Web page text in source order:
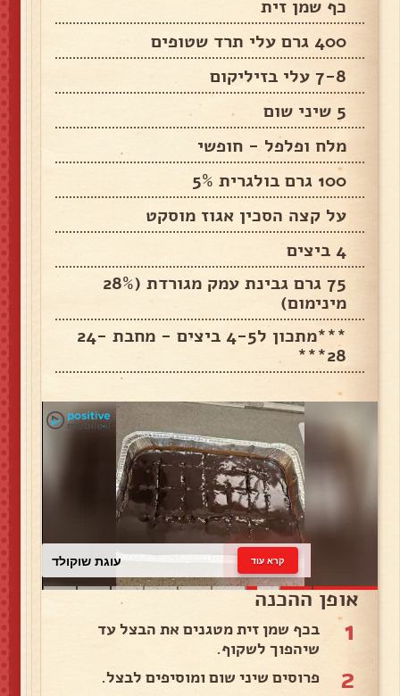
כף שמן זית
400 גרם עלי תרד שטופים
7-8 עלי בזיליקום
5 שיני שום
מלח ופלפל - חופשי
100 גרם בולגרית 5%
על קצה הסכין אגוז מוסקט
4 ביצים
75 גרם גבינת עמק מגורדת (28%
מינימום)
***מתכון ל4-5 ביצים - מחבת 24-
28***
עוגת שוקולד קרא עוד
אופן ההכנה
1
בכף שמן זית מטגנים את הבצל עד
שיהפוך לשקוף.
2 פרוסים שיני שום ומוסיפים לבצל.